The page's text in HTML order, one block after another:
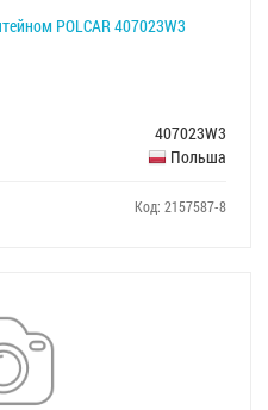
POLCAR 407023W3
407023W3
Польша
Код: 2157587-8